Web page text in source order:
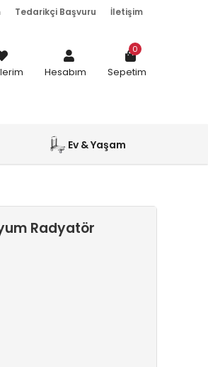
Tedarikçi Başvuru İletişim
Hesabım Sepetim
0
Ev & Yaşam
Radyatör